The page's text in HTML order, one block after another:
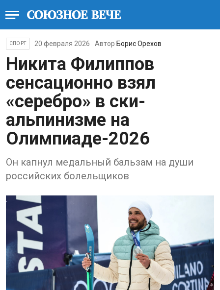
СПОРТ 20 февраля 2026 Автор Борис Орехов
Никита Филиппов
сенсационно взял
«серебро» в ски-
альпинизме на
Олимпиаде-2026
Он капнул медальный бальзам на души
российских болельщиков